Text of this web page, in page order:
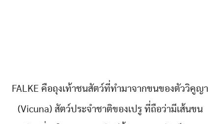
FALKE คือถุงเท้าชนสัตว์ที่ทำมาจากขนของตัววิคูญา
(Vicuna) สัตว์ประจำชาติของเปรู ที่ถือว่ามีเส้นขน